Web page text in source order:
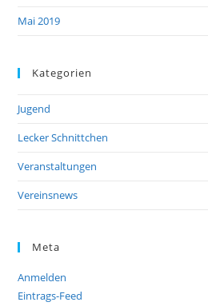
Mai 2019
Kategorien
Jugend
Lecker Schnittchen
Veranstaltungen
Vereinsnews
Meta
Anmelden
Eintrags-Feed